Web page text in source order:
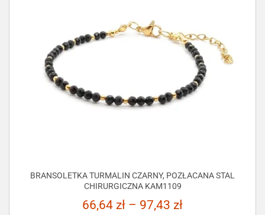
BRANSOLETKA TURMALIN CZARNY, POZŁACANA STAL
CHIRURGICZNA KAM1109
66,64 zł – 97,43 zł